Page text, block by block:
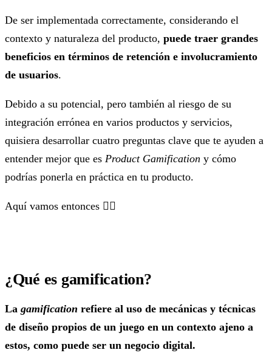
De ser implementada correctamente, considerando el
contexto y naturaleza del producto, puede traer grandes
beneficios en términos de retención e involucramiento
de usuarios.
Debido a su potencial, pero también al riesgo de su
integración errónea en varios productos y servicios,
quisiera desarrollar cuatro preguntas clave que te ayuden a
entender mejor que es Product Gamification y cómo
podrías ponerla en práctica en tu producto.
Aquí vamos entonces 👇🏼
¿Qué es gamification?
La gamification refiere al uso de mecánicas y técnicas
de diseño propios de un juego en un contexto ajeno a
estos, como puede ser un negocio digital.